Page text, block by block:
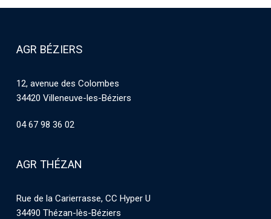
AGR BÉZIERS
12, avenue des Colombes
34420 Villeneuve-les-Béziers
04 67 98 36 02
AGR THÉZAN
Rue de la Carierrasse, CC Hyper U
34490 Thézan-lès-Béziers